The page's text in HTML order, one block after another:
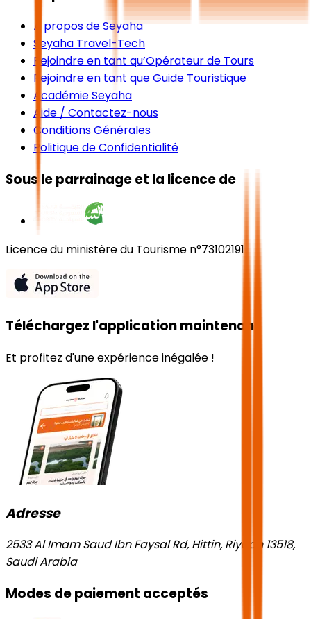
À propos de Seyaha
Seyaha Travel-Tech
Rejoindre en tant qu’Opérateur de Tours
Rejoindre en tant que Guide Touristique
Académie Seyaha
Aide / Contactez-nous
Conditions Générales
Politique de Confidentialité
Sous le parrainage et la licence de
Licence du ministère du Tourisme n°73102191
Téléchargez l'application maintenant
Et profitez d'une expérience inégalée !
Adresse
2533 Al Imam Saud Ibn Faysal Rd, Hittin, Riyadh 13518,
Saudi Arabia
Modes de paiement acceptés